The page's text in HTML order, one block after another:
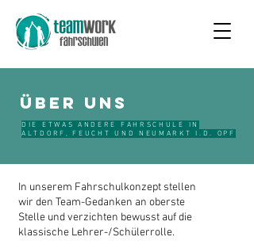
ÜBER UNS
DIE ETWAS ANDERE FAHRSCHULE IN
ALTDORF, FEUCHT UND NEUMARKT I.D. OPF
In unserem Fahrschulkonzept stellen
wir den Team-Gedanken an oberste
Stelle und verzichten bewusst auf die
klassische Lehrer-/Schülerrolle.